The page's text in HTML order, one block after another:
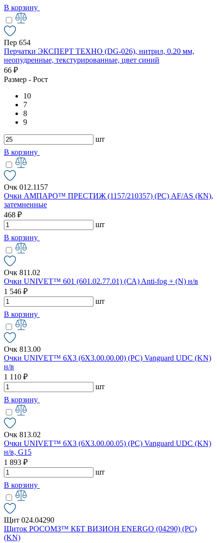
В корзину
Пер 654
Перчатки ЭКСПЕРТ ТЕХНО (DG-026), нитрил, 0.20 мм,
неопудренные, текстурированные, цвет синий
66 ₽
Размер - Рост
10
7
8
9
шт
В корзину
Очк 012.1157
Очки АМПАРО™ ПРЕСТИЖ (1157/210357) (РС) AF/AS (КN),
затемненные
468 ₽
шт
В корзину
Очк 811.02
Очки UNIVET™ 601 (601.02.77.01) (СА) Anti-fog + (N) н/в
1 546 ₽
шт
В корзину
Очк 813.00
Очки UNIVET™ 6X3 (6X3.00.00.00) (РС) Vanguard UDC (KN)
н/в
1 110 ₽
шт
В корзину
Очк 813.02
Очки UNIVET™ 6X3 (6X3.00.00.05) (РС) Vanguard UDC (KN)
н/в, G15
1 893 ₽
шт
В корзину
Щит 024.04290
Щиток РОСОМЗ™ КБТ ВИЗИОН ENERGO (04290) (PC)
(KN)